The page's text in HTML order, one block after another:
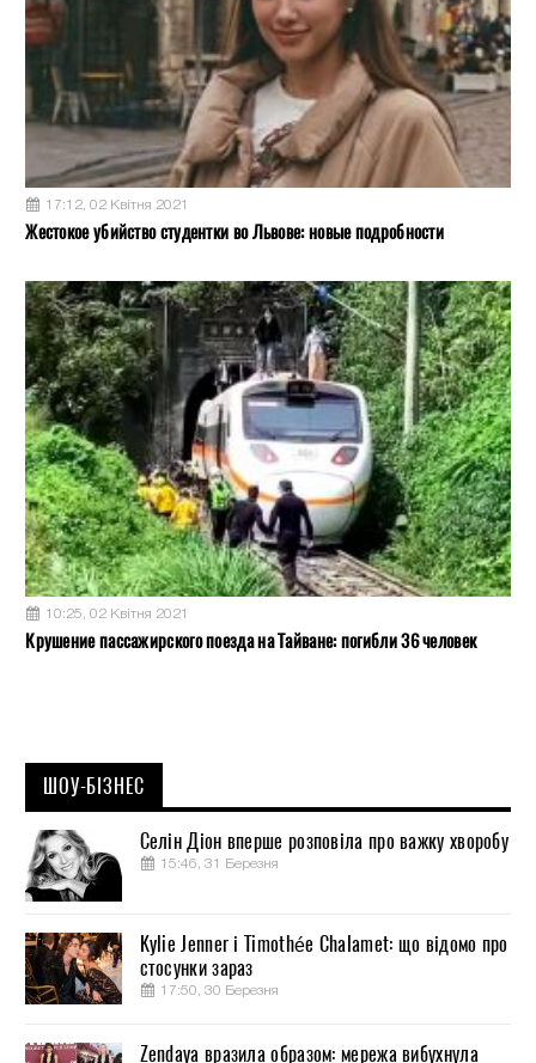
17:12, 02 Квітня 2021
Жестокое убийство студентки во Львове: новые подробности
10:25, 02 Квітня 2021
Крушение пассажирского поезда на Тайване: погибли 36 человек
ШОУ-БІЗНЕС
Селін Діон вперше розповіла про важку хворобу
15:46, 31 Березня
Kylie Jenner і Timothée Chalamet: що відомо про
стосунки зараз
17:50, 30 Березня
Zendaya вразила образом: мережа вибухнула